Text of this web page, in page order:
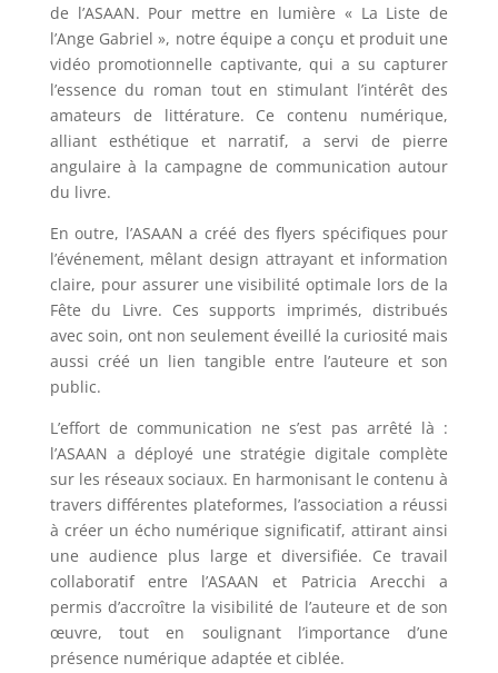
de l’ASAAN. Pour mettre en lumière « La Liste de
l’Ange Gabriel », notre équipe a conçu et produit une
vidéo promotionnelle captivante, qui a su capturer
l’essence du roman tout en stimulant l’intérêt des
amateurs de littérature. Ce contenu numérique,
alliant esthétique et narratif, a servi de pierre
angulaire à la campagne de communication autour
du livre.
En outre, l’ASAAN a créé des flyers spécifiques pour
l’événement, mêlant design attrayant et information
claire, pour assurer une visibilité optimale lors de la
Fête du Livre. Ces supports imprimés, distribués
avec soin, ont non seulement éveillé la curiosité mais
aussi créé un lien tangible entre l’auteure et son
public.
L’effort de communication ne s’est pas arrêté là :
l’ASAAN a déployé une stratégie digitale complète
sur les réseaux sociaux. En harmonisant le contenu à
travers différentes plateformes, l’association a réussi
à créer un écho numérique significatif, attirant ainsi
une audience plus large et diversifiée. Ce travail
collaboratif entre l’ASAAN et Patricia Arecchi a
permis d’accroître la visibilité de l’auteure et de son
œuvre, tout en soulignant l’importance d’une
présence numérique adaptée et ciblée.